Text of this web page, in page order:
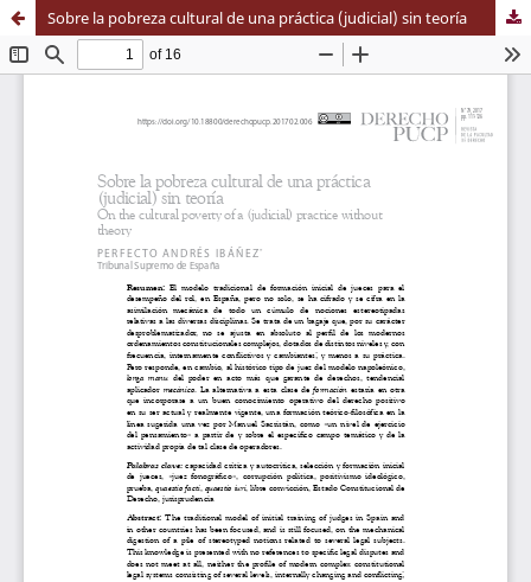
Sobre la pobreza cultural de una práctica (judicial) sin teoría